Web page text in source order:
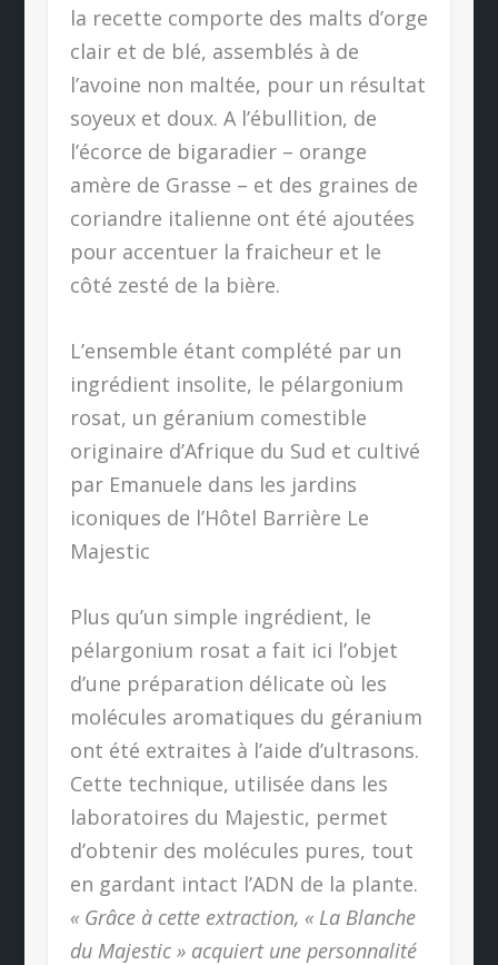
la recette comporte des malts d’orge
clair et de blé, assemblés à de
l’avoine non maltée, pour un résultat
soyeux et doux. A l’ébullition, de
l’écorce de bigaradier – orange
amère de Grasse – et des graines de
coriandre italienne ont été ajoutées
pour accentuer la fraicheur et le
côté zesté de la bière.
L’ensemble étant complété par un
ingrédient insolite, le pélargonium
rosat, un géranium comestible
originaire d’Afrique du Sud et cultivé
par Emanuele dans les jardins
iconiques de l’Hôtel Barrière Le
Majestic
Plus qu’un simple ingrédient, le
pélargonium rosat a fait ici l’objet
d’une préparation délicate où les
molécules aromatiques du géranium
ont été extraites à l’aide d’ultrasons.
Cette technique, utilisée dans les
laboratoires du Majestic, permet
d’obtenir des molécules pures, tout
en gardant intact l’ADN de la plante.
« Grâce à cette extraction, « La Blanche
du Majestic » acquiert une personnalité